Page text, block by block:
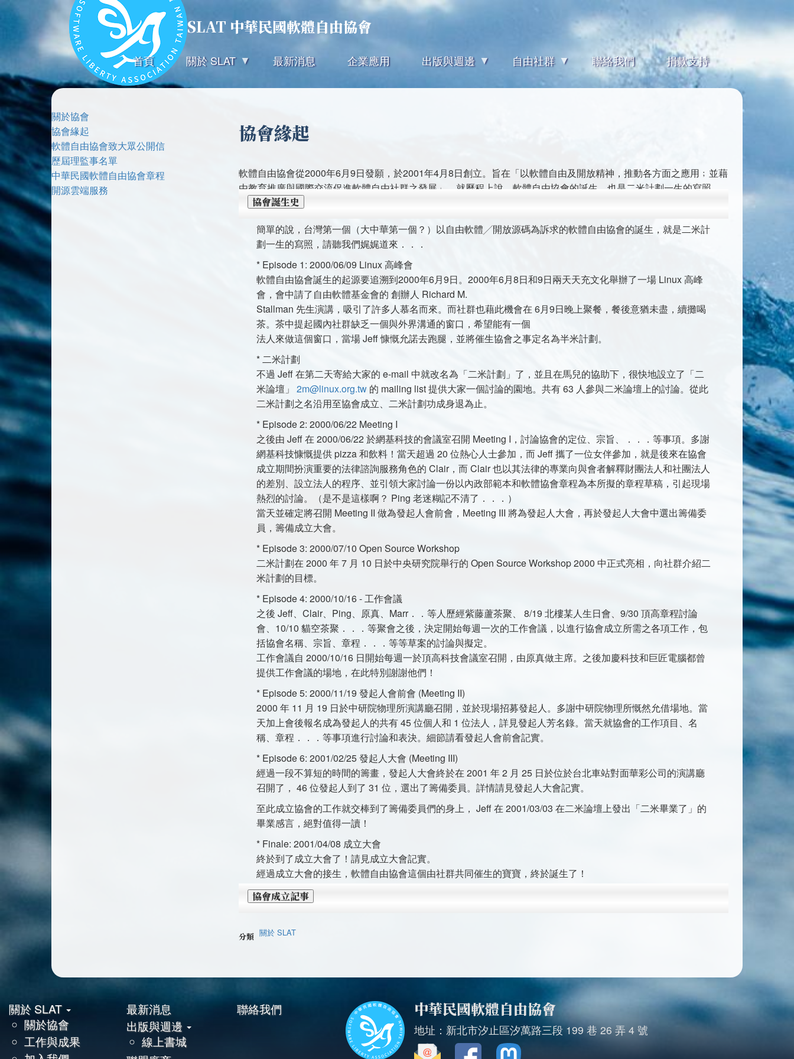
SLAT 中華民國軟體自由協會
首頁 關於 SLAT 最新消息 企業應用 出版與週邊 自由社群 聯絡我們 捐款支持
關於協會
協會緣起
軟體自由協會致大眾公開信
歷屆理監事名單
中華民國軟體自由協會章程
開源雲端服務
協會緣起
軟體自由協會從2000年6月9日發願，於2001年4月8日創立。旨在「以軟體自由及開放精神，推動各方面之應用﹔並藉
由教育推廣與國際交流促進軟體自由社群之發展」。就歷程上說，軟體自由協會的誕生，也是二米計劃一生的寫照。
協會誕生史
簡單的說，台灣第一個（大中華第一個？）以自由軟體╱開放源碼為訴求的軟體自由協會的誕生，就是二米計
劃一生的寫照，請聽我們娓娓道來．．．
* Episode 1: 2000/06/09 Linux 高峰會
軟體自由協會誕生的起源要追溯到2000年6月9日。2000年6月8日和9日兩天天充文化舉辦了一場 Linux 高峰
會，會中請了自由軟體基金會的 創辦人 Richard M.
Stallman 先生演講，吸引了許多人慕名而來。而社群也藉此機會在 6月9日晚上聚餐，餐後意猶未盡，續攤喝
茶。茶中提起國內社群缺乏一個與外界溝通的窗口，希望能有一個
法人來做這個窗口，當場 Jeff 慷慨允諾去跑腿，並將催生協會之事定名為半米計劃。
* 二米計劃
不過 Jeff 在第二天寄給大家的 e-mail 中就改名為「二米計劃」了，並且在馬兒的協助下，很快地設立了「二
米論壇」 2m@linux.org.tw的 mailing list 提供大家一個討論的園地。共有 63 人參與二米論壇上的討論。從此
二米計劃之名沿用至協會成立、二米計劃功成身退為止。
* Episode 2: 2000/06/22 Meeting I
之後由 Jeff 在 2000/06/22 於網基科技的會議室召開 Meeting I，討論協會的定位、宗旨、．．．等事項。多謝
網基科技慷慨提供 pizza 和飲料！當天超過 20 位熱心人士參加，而 Jeff 攜了一位女伴參加，就是後來在協會
成立期間扮演重要的法律諮詢服務角色的 Clair，而 Clair 也以其法律的專業向與會者解釋財團法人和社團法人
的差別、設立法人的程序、並引領大家討論一份以內政部範本和軟體協會章程為本所擬的章程草稿，引起現場
熱烈的討論。（是不是這樣啊？ Ping 老迷糊記不清了．．．）
當天並確定將召開 Meeting II 做為發起人會前會，Meeting III 將為發起人大會，再於發起人大會中選出籌備委
員，籌備成立大會。
* Episode 3: 2000/07/10 Open Source Workshop
二米計劃在 2000 年 7 月 10 日於中央研究院舉行的 Open Source Workshop 2000 中正式亮相，向社群介紹二
米計劃的目標。
* Episode 4: 2000/10/16 - 工作會議
之後 Jeff、Clair、Ping、原真、Marr．．等人歷經紫藤蘆茶聚、 8/19 北樓某人生日會、9/30 頂高章程討論
會、10/10 貓空茶聚．．．等聚會之後，決定開始每週一次的工作會議，以進行協會成立所需之各項工作，包
括協會名稱、宗旨、章程．．．等等草案的討論與擬定。
工作會議自 2000/10/16 日開始每週一於頂高科技會議室召開，由原真做主席。之後加慶科技和巨匠電腦都曾
提供工作會議的場地，在此特別謝謝他們！
* Episode 5: 2000/11/19 發起人會前會 (Meeting II)
2000 年 11 月 19 日於中研院物理所演講廳召開，並於現場招募發起人。多謝中研院物理所慨然允借場地。當
天加上會後報名成為發起人的共有 45 位個人和 1 位法人，詳見發起人芳名錄。當天就協會的工作項目、名
稱、章程．．．等事項進行討論和表決。細節請看發起人會前會記實。
* Episode 6: 2001/02/25 發起人大會 (Meeting III)
經過一段不算短的時間的籌畫，發起人大會終於在 2001 年 2 月 25 日於位於台北車站對面華彩公司的演講廳
召開了， 46 位發起人到了 31 位，選出了籌備委員。詳情請見發起人大會記實。
至此成立協會的工作就交棒到了籌備委員們的身上， Jeff 在 2001/03/03 在二米論壇上發出「二米畢業了」的
畢業感言，絕對值得一讀！
* Finale: 2001/04/08 成立大會
終於到了成立大會了！請見成立大會記實。
經過成立大會的接生，軟體自由協會這個由社群共同催生的寶寶，終於誕生了！
協會成立記事
分類 關於 SLAT
頁
尾
關於 SLAT
關於協會
工作與成果
最新消息
出版與週邊
線上書城
聯絡我們 中華民國軟體自由協會
地址：新北市汐止區汐萬路三段 199 巷 26 弄 4 號